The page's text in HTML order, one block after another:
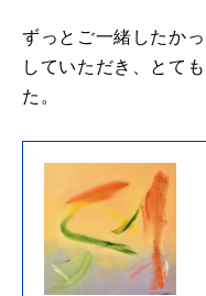
ずっとご一緒したか
していただき、とて
た。